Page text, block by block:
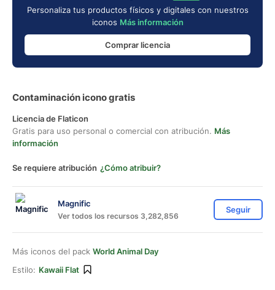
Personaliza tus productos físicos y digitales con nuestros
iconos Más información
Comprar licencia
Contaminación icono gratis
Licencia de Flaticon
Gratis para uso personal o comercial con atribución. Más
información
Se requiere atribución ¿Cómo atribuir?
Magnific
Ver todos los recursos 3,282,856
Seguir
Más iconos del pack World Animal Day
Estilo: Kawaii Flat